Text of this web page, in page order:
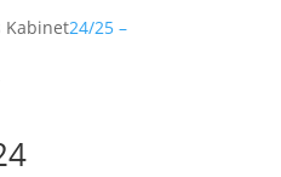
Kabinet24/25 –